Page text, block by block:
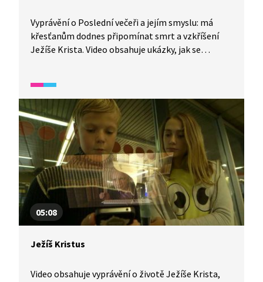
Vyprávění o Poslední večeři a jejím smyslu: má
křesťanům dodnes připomínat smrt a vzkříšení
Ježíše Krista. Video obsahuje ukázky, jak se
05:08
Ježíš Kristus
Video obsahuje vyprávění o životě Ježíše Krista,